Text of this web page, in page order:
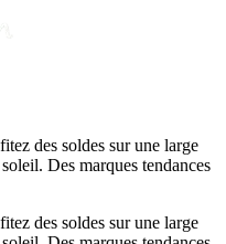
des soldes sur une large
Des marques tendances
des soldes sur une large